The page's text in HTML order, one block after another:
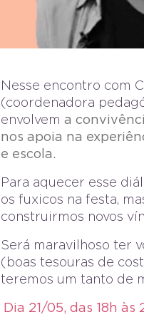
Nesse encontro com
(coordenadora
envolvem a
nos apoia na
e escola.
Para aquecer esse
os fuxicos na festa,
construirmos novos
Será maravilhoso ter
(boas tesouras de
teremos um tanto de
Dia 21/05, das 18h às